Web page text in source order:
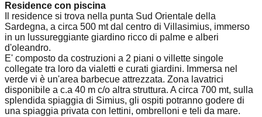
Residence con piscina
Il residence si trova nella punta Sud Orientale della
Sardegna, a circa 500 mt dal centro di Villasimius, immerso
in un lussureggiante giardino ricco di palme e alberi
d'oleandro.
E' composto da costruzioni a 2 piani o villette singole
collegate tra loro da vialetti e curati giardini. Immersa nel
verde vi è un'area barbecue attrezzata. Zona lavatrici
disponibile a c.a 40 m c/o altra struttura. A circa 700 mt, sulla
splendida spiaggia di Simius, gli ospiti potranno godere di
una spiaggia privata con lettini, ombrelloni e teli da mare.